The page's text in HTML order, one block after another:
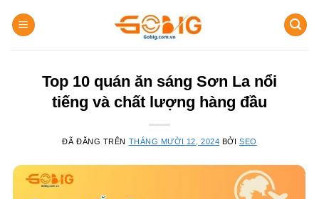
đến
Top 10 quán ăn sáng Sơn La nổi
tiếng và chất lượng hàng đầu
ĐÃ ĐĂNG TRÊN THÁNG MƯỜI 12, 2024 BỞISEO